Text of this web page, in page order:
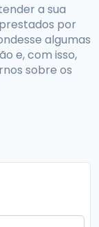
a sua
por
algumas
e, com isso,
sobre os